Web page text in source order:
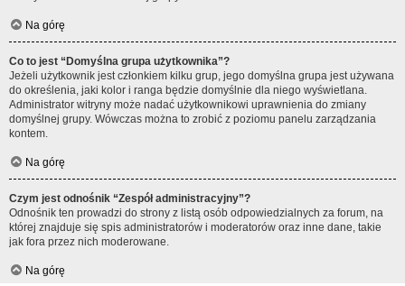
Na górę
Co to jest “Domyślna grupa użytkownika”?
Jeżeli użytkownik jest członkiem kilku grup, jego domyślna grupa jest używana
do określenia, jaki kolor i ranga będzie domyślnie dla niego wyświetlana.
Administrator witryny może nadać użytkownikowi uprawnienia do zmiany
domyślnej grupy. Wówczas można to zrobić z poziomu panelu zarządzania
kontem.
Na górę
Czym jest odnośnik “Zespół administracyjny”?
Odnośnik ten prowadzi do strony z listą osób odpowiedzialnych za forum, na
której znajduje się spis administratorów i moderatorów oraz inne dane, takie
jak fora przez nich moderowane.
Na górę